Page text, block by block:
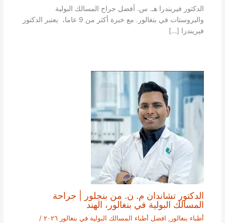
الدكتور فيريندرا هـ. س. أفضل جراح المسالك البولية
والبروستات في بنغالور. مع خبرة أكثر من 9 عاما، يعتبر الدكتور
فيريندرا […]
الدكتور تشاندان م. ن. من بنجلور | جراحة
المسالك البولية في بنغالور، الهند
أطباء بنغالور , افضل أطباء المسالك البولية في بنغالور ٢٠٢٦
/